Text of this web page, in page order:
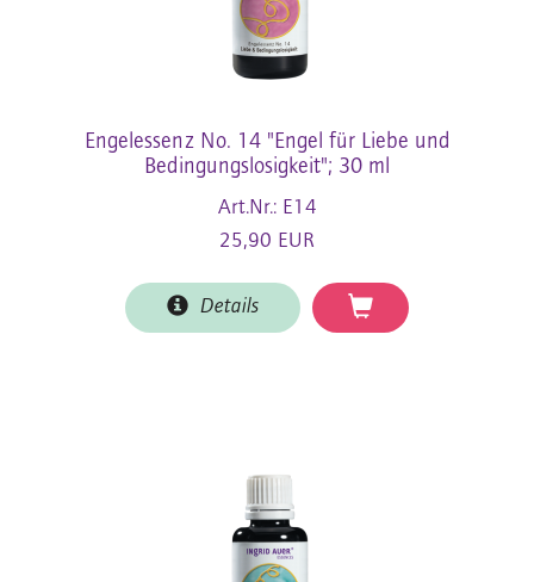
Engelessenz No. 14 "Engel für Liebe und
Bedingungslosigkeit"; 30 ml
Art.Nr.: E14
25,90 EUR
Details